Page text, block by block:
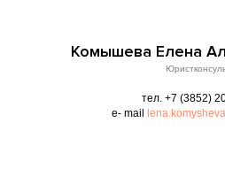
Комышева Елена
тел. +7 (3852)
e- mail